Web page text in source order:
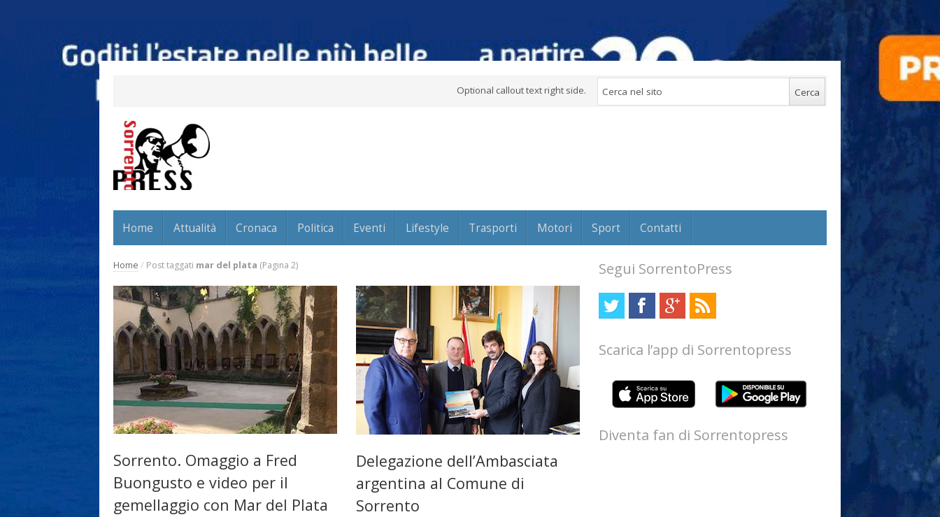
Optional callout text right side.
Home Attualità Cronaca Politica Eventi Lifestyle Trasporti Motori Sport Contatti
Home / Post taggati mar del plata (Pagina 2)
Sorrento. Omaggio a Fred
Buongusto e video per il
gemellaggio con Mar del Plata
Delegazione dell’Ambasciata
argentina al Comune di
Sorrento
Segui SorrentoPress
Scarica l’app di Sorrentopress
Diventa fan di Sorrentopress